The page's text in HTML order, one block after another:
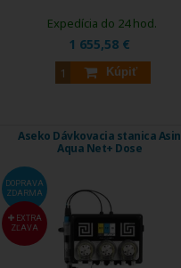
1 655,58 €
Kúpiť
Expedícia do 24 hod.
Aseko Dávkovacia stanica Asin
Aqua Net+ Dose
DOPRAVA
ZDARMA
EXTRA
ZĽAVA